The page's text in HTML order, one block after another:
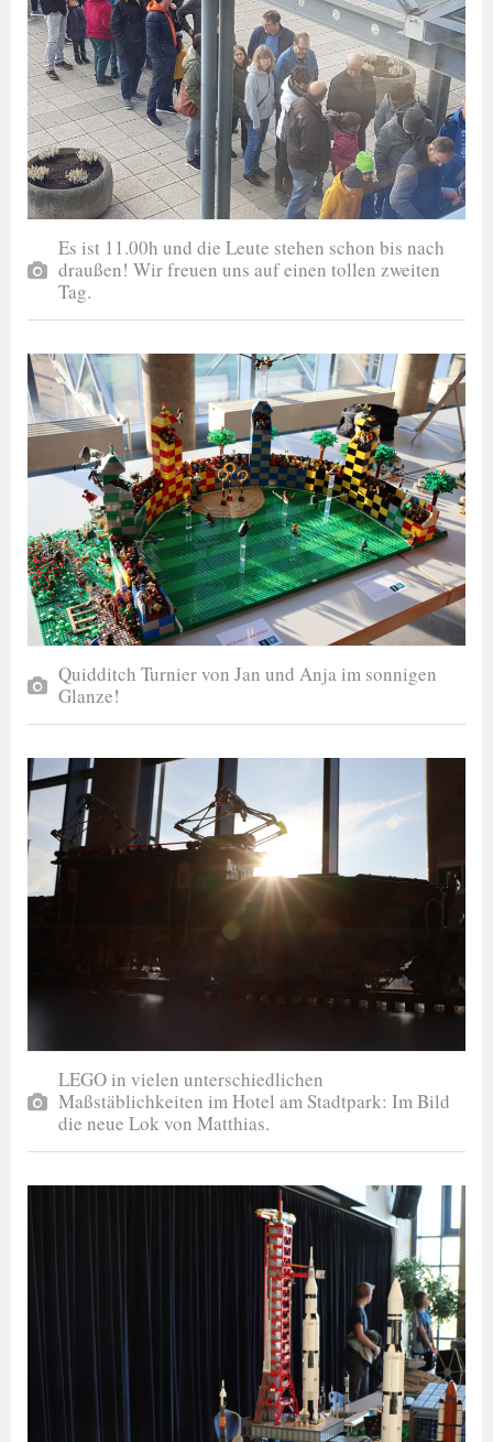
Es ist 11.00h und die Leute stehen schon bis nach
draußen! Wir freuen uns auf einen tollen zweiten
Tag.
Quidditch Turnier von Jan und Anja im sonnigen
Glanze!
LEGO in vielen unterschiedlichen
Maßstäblichkeiten im Hotel am Stadtpark: Im Bild
die neue Lok von Matthias.